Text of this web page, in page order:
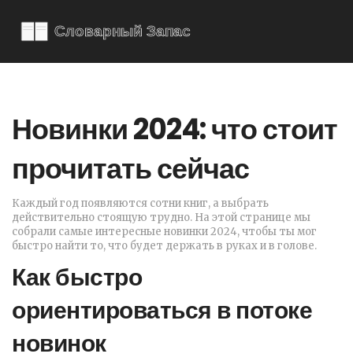
Новинки 2024: что стоит
прочитать сейчас
Каждый год появляются сотни книг, а выбрать
действительно стоящую трудно. На этой странице мы
собрали самые интересные новинки 2024, чтобы ты мог
быстро найти то, что будет держать в руках и в голове.
Как быстро
ориентироваться в потоке
новинок